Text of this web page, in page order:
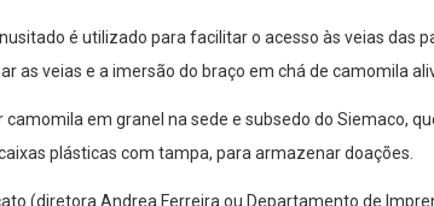
é utilizado para facilitar o acesso às veias das
as veias e a imersão do braço em chá de camomila
em granel na sede e subsedo do Siemaco,
plásticas com tampa, para armazenar doações.
(diretora Andrea Ferreira ou Departamento de